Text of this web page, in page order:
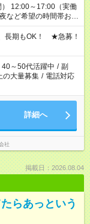
12:00～17:00（実働
もしますので、ご安
長期もOK！ ★急募！
40～50代活躍中 / 副
の大量募集 / 電話対応
詳細へ
社
掲載日：2026.08.04
らあっという